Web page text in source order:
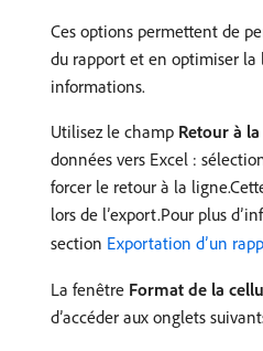
Ces options permettent de
du rapport et en optimiser la
informations.
Utilisez le champ Retour à
données vers Excel :
forcer le retour à la
lors de l’export.Pour plus
section Exportation dʼun
La fenêtre Format de la
d’accéder aux onglets